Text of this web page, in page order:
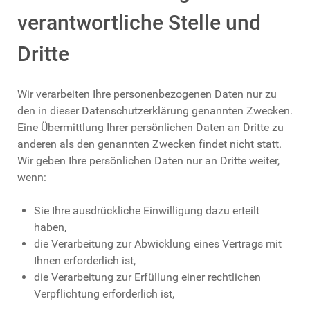
verantwortliche Stelle und
Dritte
Wir verarbeiten Ihre personenbezogenen Daten nur zu
den in dieser Datenschutzerklärung genannten Zwecken.
Eine Übermittlung Ihrer persönlichen Daten an Dritte zu
anderen als den genannten Zwecken findet nicht statt.
Wir geben Ihre persönlichen Daten nur an Dritte weiter,
wenn:
Sie Ihre ausdrückliche Einwilligung dazu erteilt
haben,
die Verarbeitung zur Abwicklung eines Vertrags mit
Ihnen erforderlich ist,
die Verarbeitung zur Erfüllung einer rechtlichen
Verpflichtung erforderlich ist,